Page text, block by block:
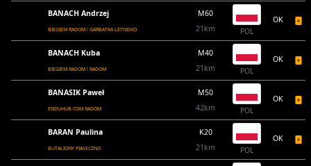
BANACH Andrzej
BIEGIEM RADOM ! GARBATKA LETNISKO
M60
21km
POL
OK
BANACH Kuba
BIEGIEM RADOM ! RADOM
M40
21km
POL
OK
BANASIK Paweł
ENDUHUB.COM RADOM
M50
42km
POL
OK
BARAN Paulina
BUTALIONY PIASECZNO
K20
21km
POL
OK